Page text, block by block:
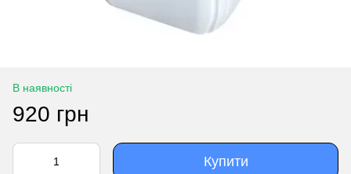
В наявності
920 грн
Купити